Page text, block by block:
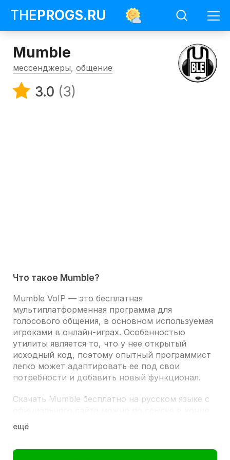
THEPROGS.RU
Mumble
мессенджеры, общение
3.0 (3)
Что такое Mumble?
Mumble VoIP — это бесплатная
мультиплатформенная программа для
голосового общения, в основном используемая
игроками в онлайн-играх. Особенностью
утилиты является то, что у нее открытый
исходный код, поэтому опытный программист
легко может адаптировать ее под свои
потребности и добавить новый функционал.
Скачать Mumble бесплатно на русском языке с
статьи.